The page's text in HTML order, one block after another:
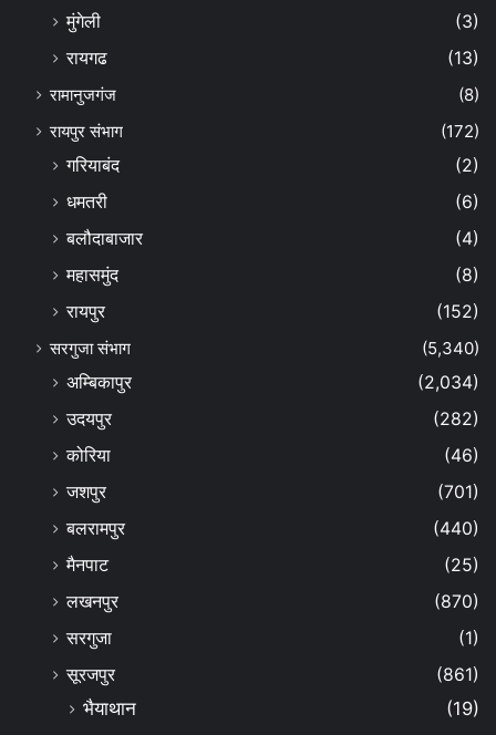
मुंगेली
(3)
रायगढ
(13)
रामानुजगंज
(8)
रायपुर संभाग
(172)
गरियाबंद
(2)
धमतरी
(6)
बलौदाबाजार
(4)
महासमुंद
(8)
रायपुर
(152)
सरगुजा संभाग
(5,340)
अम्बिकापुर
(2,034)
उदयपुर
(282)
कोरिया
(46)
जशपुर
(701)
बलरामपुर
(440)
मैनपाट
(25)
लखनपुर
(870)
सरगुजा
(1)
सूरजपुर
(861)
भैयाथान (19)